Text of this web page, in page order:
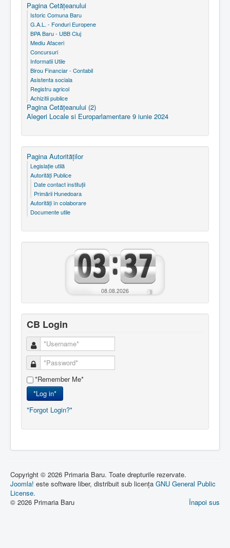
Pagina Cetăţeanului
Istoric Comuna Baru
G.A.L. - Fonduri Europene
BPA Baru - UBB Cluj
Mediu Afaceri
Concursuri
Informatii Utile
Birou Financiar - Contabil
Asistenta sociala
Registru agricol
Achizitii publice
Pagina Cetăţeanului (2)
Alegeri Locale si Europarlamentare 9 iunie 2024
Pagina Autorităţilor
Legislaţie utilă
Autorităţi Publice
Date contact instituţii
Primării Hunedoara
Autorităţi în colaborare
Documente utile
08.08.2026
CB Login
*Remember Me*
*Log in*
*Forgot Login?*
Copyright © 2026 Primaria Baru. Toate drepturile rezervate.
Joomla! este software liber, distribuit sub licența GNU General Public
License.
Înapoi sus
© 2026 Primaria Baru